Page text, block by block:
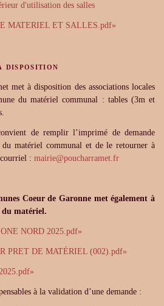
d'utilisation des salles
MATERIEL ET SALLES.pdf»
disposition
met à disposition des associations locales
du matériel communal : tables (3m et
de remplir l’imprimé de demande
du matériel communal et de le retourner à
: mairie@poucharramet.fr
Coeur de Garonne met également à
du matériel.
NORD 2025.pdf»
PRET DE MATÉRIEL (002).pdf»
à la validation d’une demande :